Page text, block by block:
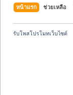
หน้าแรก ช่วยเหลือ
รับโพสโปรโมทเว็บไซต์